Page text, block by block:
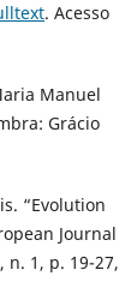
. Acesso
Manuel
Grácio
“Evolution
Journal
n. 1, p. 19-27,